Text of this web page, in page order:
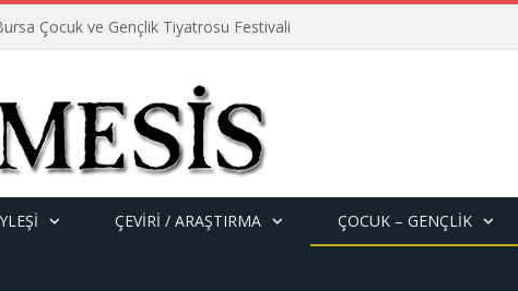
Çocuk ve Gençlik Tiyatrosu Festivali
ÇEVİRİ / ARAŞTIRMA ÇOCUK – GENÇLIK